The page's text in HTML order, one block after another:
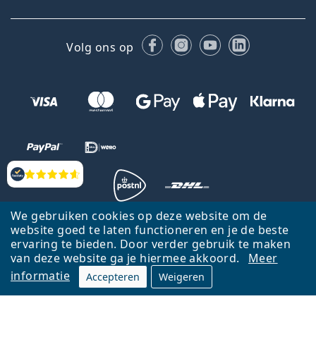
We gebruiken cookies op deze website om de
website goed te laten functioneren en je de beste
ervaring te bieden. Door verder gebruik te maken
van deze website ga je hiermee akkoord.
Meer
informatie
Accepteren Weigeren
Beoordelingen
Volg ons op FacebookInstagram
YouTubeLinkedIn
Terug naar de homepagina
Ga omhoog
Lentiamo.nl is eigendom van en wordt beheerd door Lentiamo s.r.o.,
Tsjechië
Hier al 18 jaar voor jou.